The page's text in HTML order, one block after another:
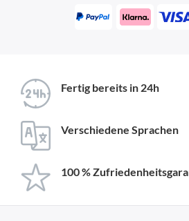
Fertig bereits in 24h
Verschiedene Sprachen
100 %